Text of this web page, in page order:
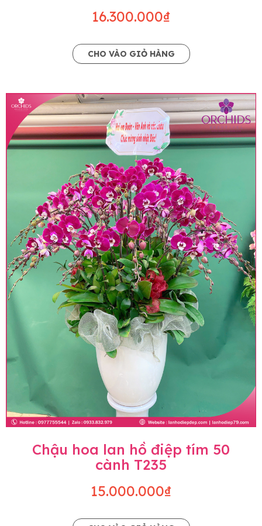
16.300.000₫
CHO VÀO GIỎ HÀNG
Chậu hoa lan hồ điệp tím 50
cành T235
15.000.000₫